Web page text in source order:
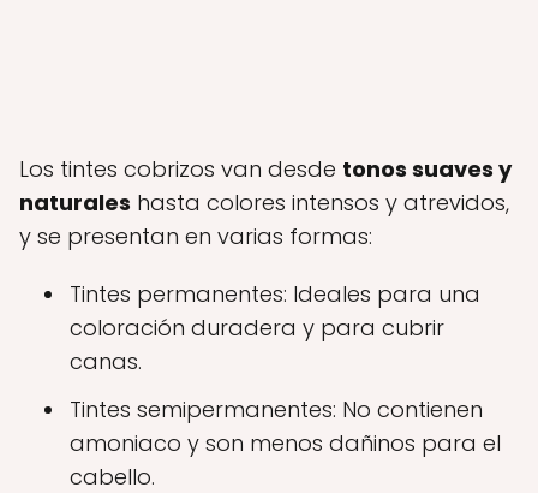
Los tintes cobrizos van desde tonos suaves y
naturales hasta colores intensos y atrevidos,
y se presentan en varias formas:
Tintes permanentes: Ideales para una
coloración duradera y para cubrir
canas.
Tintes semipermanentes: No contienen
amoniaco y son menos dañinos para el
cabello.